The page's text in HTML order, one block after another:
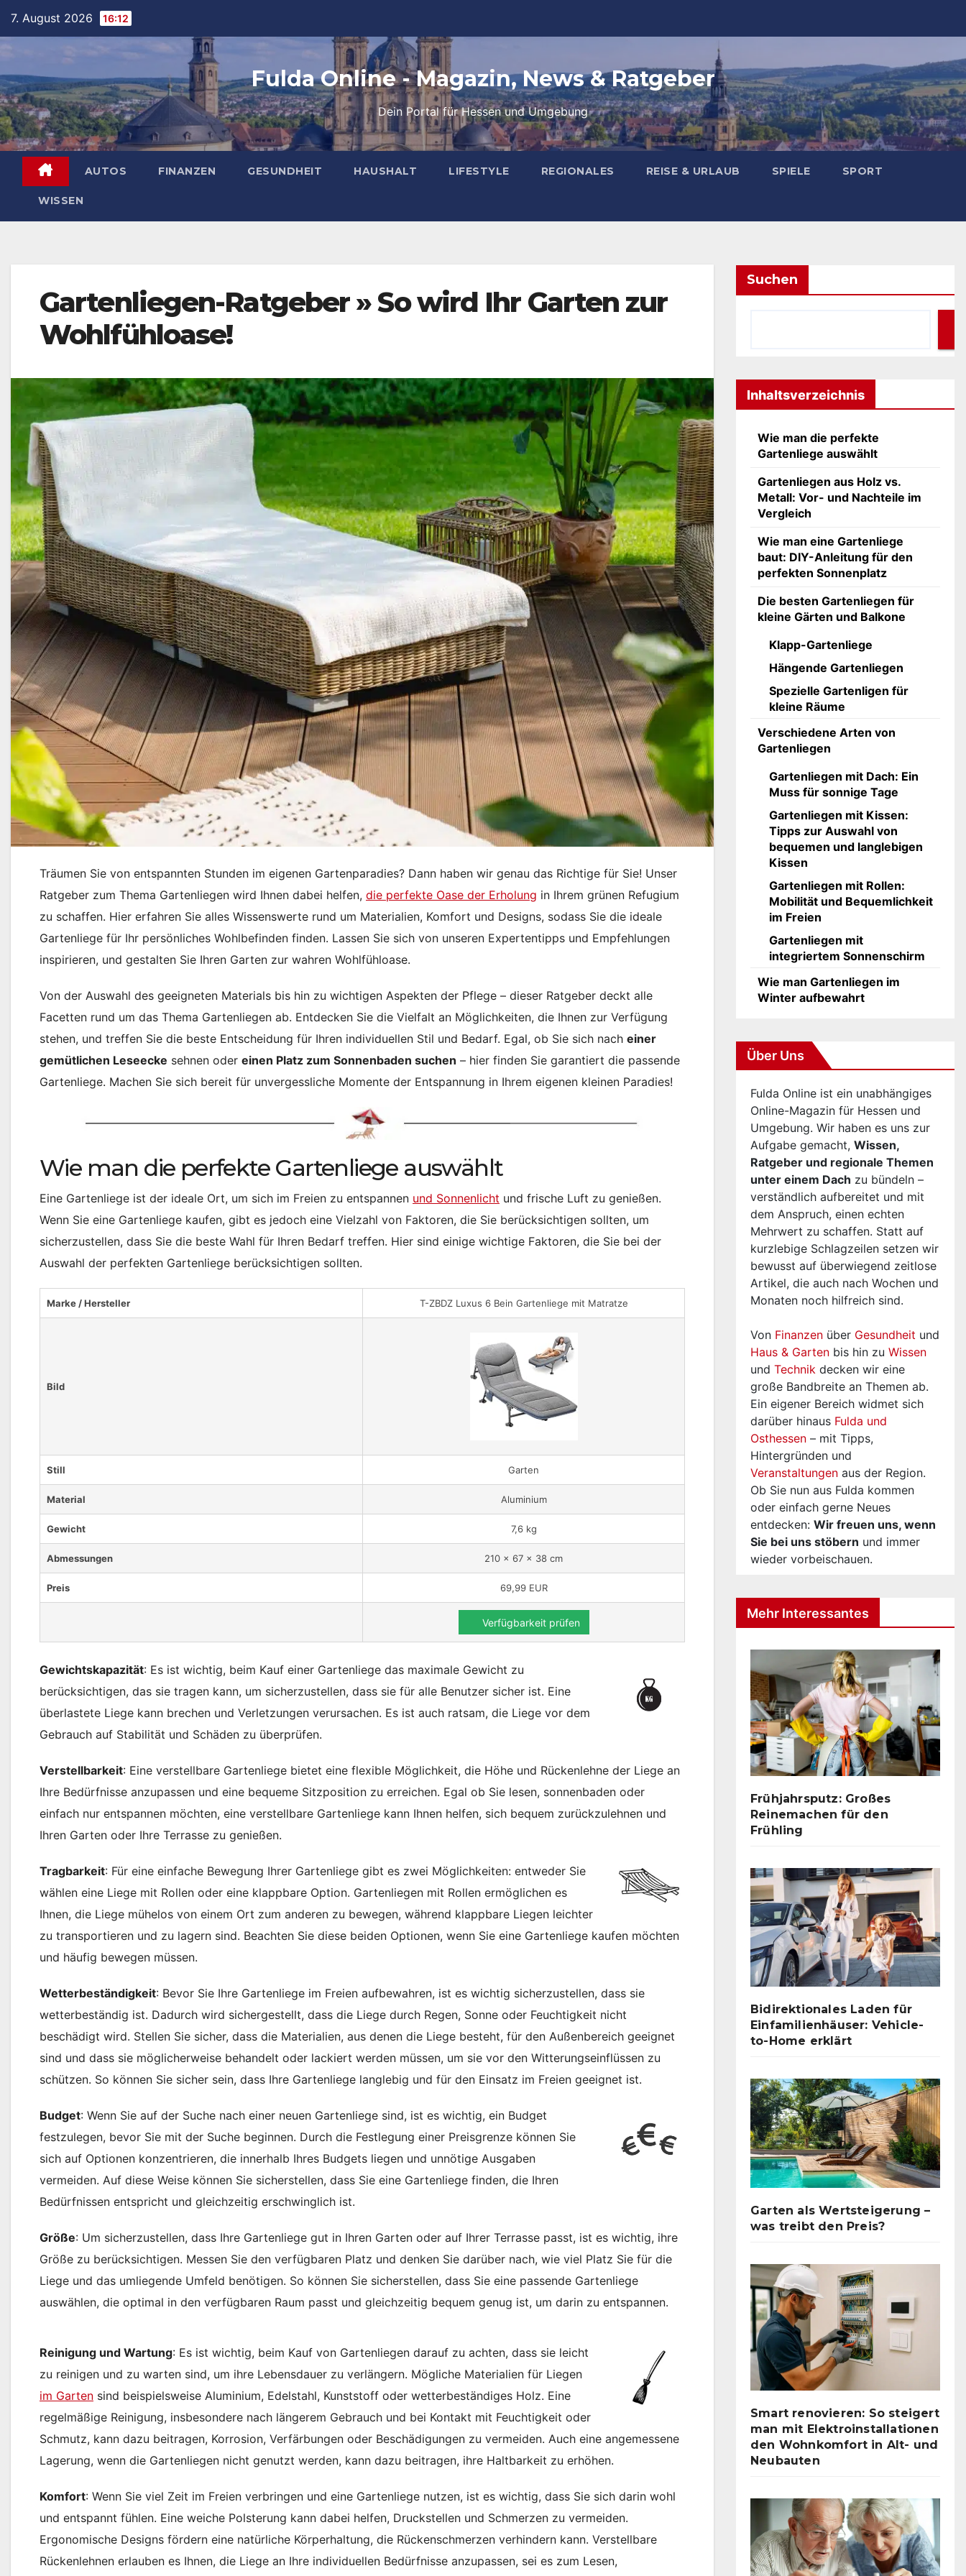
content
7. August 2026 16:12
Fulda Online - Magazin, News & Ratgeber
Dein Portal für Hessen und Umgebung
AUTOS FINANZEN GESUNDHEIT HAUSHALT LIFESTYLE REGIONALES REISE & URLAUB SPIELE SPORT
WISSEN
Gartenliegen-Ratgeber » So wird Ihr Garten zur
Wohlfühloase!
Träumen Sie von entspannten Stunden im eigenen Gartenparadies? Dann haben wir genau das Richtige für Sie! Unser
Ratgeber zum Thema Gartenliegen wird Ihnen dabei helfen, die perfekte Oase der Erholung in Ihrem grünen Refugium
zu schaffen. Hier erfahren Sie alles Wissenswerte rund um Materialien, Komfort und Designs, sodass Sie die ideale
Gartenliege für Ihr persönliches Wohlbefinden finden. Lassen Sie sich von unseren Expertentipps und Empfehlungen
inspirieren, und gestalten Sie Ihren Garten zur wahren Wohlfühloase.
Von der Auswahl des geeigneten Materials bis hin zu wichtigen Aspekten der Pflege – dieser Ratgeber deckt alle
Facetten rund um das Thema Gartenliegen ab. Entdecken Sie die Vielfalt an Möglichkeiten, die Ihnen zur Verfügung
stehen, und treffen Sie die beste Entscheidung für Ihren individuellen Stil und Bedarf. Egal, ob Sie sich nach einer
gemütlichen Leseecke sehnen oder einen Platz zum Sonnenbaden suchen – hier finden Sie garantiert die passende
Gartenliege. Machen Sie sich bereit für unvergessliche Momente der Entspannung in Ihrem eigenen kleinen Paradies!
Wie man die perfekte Gartenliege auswählt
Eine Gartenliege ist der ideale Ort, um sich im Freien zu entspannen und Sonnenlicht und frische Luft zu genießen.
Wenn Sie eine Gartenliege kaufen, gibt es jedoch eine Vielzahl von Faktoren, die Sie berücksichtigen sollten, um
sicherzustellen, dass Sie die beste Wahl für Ihren Bedarf treffen. Hier sind einige wichtige Faktoren, die Sie bei der
Auswahl der perfekten Gartenliege berücksichtigen sollten.
Marke / Hersteller T-ZBDZ Luxus 6 Bein Gartenliege mit Matratze
Bild
Still Garten
Material Aluminium
Gewicht 7,6 kg
Abmessungen ‎210 x 67 x 38 cm
Preis 69,99 EUR
Verfügbarkeit prüfen
Gewichtskapazität: Es ist wichtig, beim Kauf einer Gartenliege das maximale Gewicht zu
berücksichtigen, das sie tragen kann, um sicherzustellen, dass sie für alle Benutzer sicher ist. Eine
überlastete Liege kann brechen und Verletzungen verursachen. Es ist auch ratsam, die Liege vor dem
Gebrauch auf Stabilität und Schäden zu überprüfen.
Verstellbarkeit: Eine verstellbare Gartenliege bietet eine flexible Möglichkeit, die Höhe und Rückenlehne der Liege an
Ihre Bedürfnisse anzupassen und eine bequeme Sitzposition zu erreichen. Egal ob Sie lesen, sonnenbaden oder
einfach nur entspannen möchten, eine verstellbare Gartenliege kann Ihnen helfen, sich bequem zurückzulehnen und
Ihren Garten oder Ihre Terrasse zu genießen.
Tragbarkeit: Für eine einfache Bewegung Ihrer Gartenliege gibt es zwei Möglichkeiten: entweder Sie
wählen eine Liege mit Rollen oder eine klappbare Option. Gartenliegen mit Rollen ermöglichen es
Ihnen, die Liege mühelos von einem Ort zum anderen zu bewegen, während klappbare Liegen leichter
zu transportieren und zu lagern sind. Beachten Sie diese beiden Optionen, wenn Sie eine Gartenliege kaufen möchten
und häufig bewegen müssen.
Wetterbeständigkeit: Bevor Sie Ihre Gartenliege im Freien aufbewahren, ist es wichtig sicherzustellen, dass sie
wetterbeständig ist. Dadurch wird sichergestellt, dass die Liege durch Regen, Sonne oder Feuchtigkeit nicht
beschädigt wird. Stellen Sie sicher, dass die Materialien, aus denen die Liege besteht, für den Außenbereich geeignet
sind und dass sie möglicherweise behandelt oder lackiert werden müssen, um sie vor den Witterungseinflüssen zu
schützen. So können Sie sicher sein, dass Ihre Gartenliege langlebig und für den Einsatz im Freien geeignet ist.
Budget: Wenn Sie auf der Suche nach einer neuen Gartenliege sind, ist es wichtig, ein Budget
festzulegen, bevor Sie mit der Suche beginnen. Durch die Festlegung einer Preisgrenze können Sie
sich auf Optionen konzentrieren, die innerhalb Ihres Budgets liegen und unnötige Ausgaben
vermeiden. Auf diese Weise können Sie sicherstellen, dass Sie eine Gartenliege finden, die Ihren
Bedürfnissen entspricht und gleichzeitig erschwinglich ist.
Größe: Um sicherzustellen, dass Ihre Gartenliege gut in Ihren Garten oder auf Ihrer Terrasse passt, ist es wichtig, ihre
Größe zu berücksichtigen. Messen Sie den verfügbaren Platz und denken Sie darüber nach, wie viel Platz Sie für die
Liege und das umliegende Umfeld benötigen. So können Sie sicherstellen, dass Sie eine passende Gartenliege
auswählen, die optimal in den verfügbaren Raum passt und gleichzeitig bequem genug ist, um darin zu entspannen.
Reinigung und Wartung: Es ist wichtig, beim Kauf von Gartenliegen darauf zu achten, dass sie leicht
zu reinigen und zu warten sind, um ihre Lebensdauer zu verlängern. Mögliche Materialien für Liegen
im Garten sind beispielsweise Aluminium, Edelstahl, Kunststoff oder wetterbeständiges Holz. Eine
regelmäßige Reinigung, insbesondere nach längerem Gebrauch und bei Kontakt mit Feuchtigkeit oder
Schmutz, kann dazu beitragen, Korrosion, Verfärbungen oder Beschädigungen zu vermeiden. Auch eine angemessene
Lagerung, wenn die Gartenliegen nicht genutzt werden, kann dazu beitragen, ihre Haltbarkeit zu erhöhen.
Komfort: Wenn Sie viel Zeit im Freien verbringen und eine Gartenliege nutzen, ist es wichtig, dass Sie sich darin wohl
und entspannt fühlen. Eine weiche Polsterung kann dabei helfen, Druckstellen und Schmerzen zu vermeiden.
Ergonomische Designs fördern eine natürliche Körperhaltung, die Rückenschmerzen verhindern kann. Verstellbare
Rückenlehnen erlauben es Ihnen, die Liege an Ihre individuellen Bedürfnisse anzupassen, sei es zum Lesen,
Suchen
Inhaltsverzeichnis
Wie man die perfekte
Gartenliege auswählt
Gartenliegen aus Holz vs.
Metall: Vor- und Nachteile im
Vergleich
Wie man eine Gartenliege
baut: DIY-Anleitung für den
perfekten Sonnenplatz
Die besten Gartenliegen für
kleine Gärten und Balkone
Klapp-Gartenliege
Hängende Gartenliegen
Spezielle Gartenligen für
kleine Räume
Verschiedene Arten von
Gartenliegen
Gartenliegen mit Dach: Ein
Muss für sonnige Tage
Gartenliegen mit Kissen:
Tipps zur Auswahl von
bequemen und langlebigen
Kissen
Gartenliegen mit Rollen:
Mobilität und Bequemlichkeit
im Freien
Gartenliegen mit
integriertem Sonnenschirm
Wie man Gartenliegen im
Winter aufbewahrt
Über Uns
Fulda Online ist ein unabhängiges
Online-Magazin für Hessen und
Umgebung. Wir haben es uns zur
Aufgabe gemacht, Wissen,
Ratgeber und regionale Themen
unter einem Dach zu bündeln –
verständlich aufbereitet und mit
dem Anspruch, einen echten
Mehrwert zu schaffen. Statt auf
kurzlebige Schlagzeilen setzen wir
bewusst auf überwiegend zeitlose
Artikel, die auch nach Wochen und
Monaten noch hilfreich sind.
Von Finanzen über Gesundheit und
Haus & Garten bis hin zu Wissen
und Technik decken wir eine
große Bandbreite an Themen ab.
Ein eigener Bereich widmet sich
darüber hinaus Fulda und
Osthessen – mit Tipps,
Hintergründen und
Veranstaltungen aus der Region.
Ob Sie nun aus Fulda kommen
oder einfach gerne Neues
entdecken: Wir freuen uns, wenn
Sie bei uns stöbern und immer
wieder vorbeischauen.
Mehr Interessantes
Frühjahrsputz: Großes
Reinemachen für den
Frühling
Bidirektionales Laden für
Einfamilienhäuser: Vehicle-
to-Home erklärt
Garten als Wertsteigerung –
was treibt den Preis?
Smart renovieren: So steigert
man mit Elektroinstallationen
den Wohnkomfort in Alt- und
Neubauten